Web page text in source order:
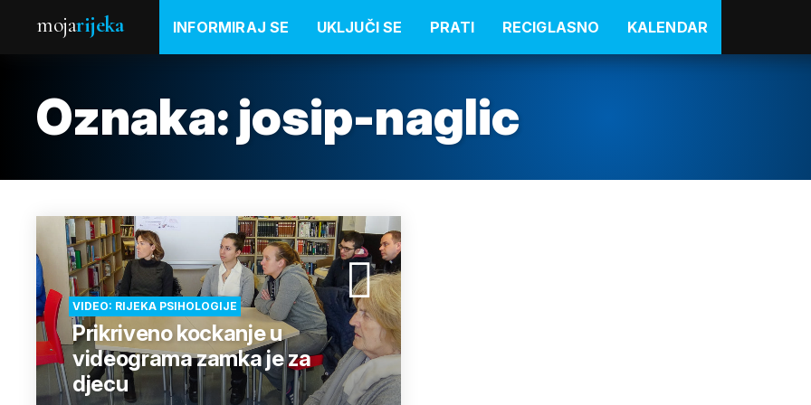
mojarijeka INFORMIRAJ SE UKLJUČI SE PRATI RECIGLASNO KALENDAR
Oznaka: josip-naglic
VIDEO: RIJEKA PSIHOLOGIJE
Prikriveno kockanje u
videograma zamka je za
djecu